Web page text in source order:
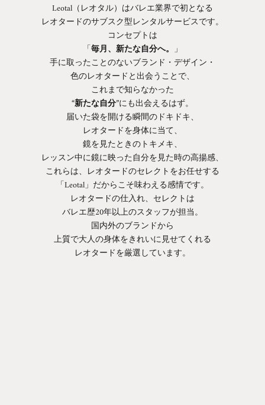
Leotal（レオタル）はバレエ業界で初となる
レオタードのサブスク型レンタルサービスです。
コンセプトは
「毎月、新たな自分へ。 」
手に取ったことのないブランド・デザイン・
色のレオタードと出会うことで、
これまで知らなかった
“新たな自分”にも出会えるはず。
届いた袋を開ける瞬間のドキドキ、
レオタードを身体に当て、
鏡を見たときのトキメキ、
レッスン中に鏡に映った自分を見た時の高揚感、
これらは、レオタードのセレクトをお任せする
「Leotal」だからこそ味わえる感情です。
レオタードの仕入れ、セレクトは
バレエ歴20年以上のスタッフが担当。
国内外のブランドから
上質で大人の身体をきれいに見せてくれる
レオタードを厳選しています。